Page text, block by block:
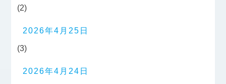
(2)
2026年4月25日
(3)
2026年4月24日